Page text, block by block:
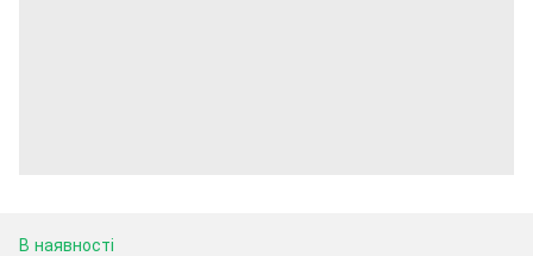
В наявності